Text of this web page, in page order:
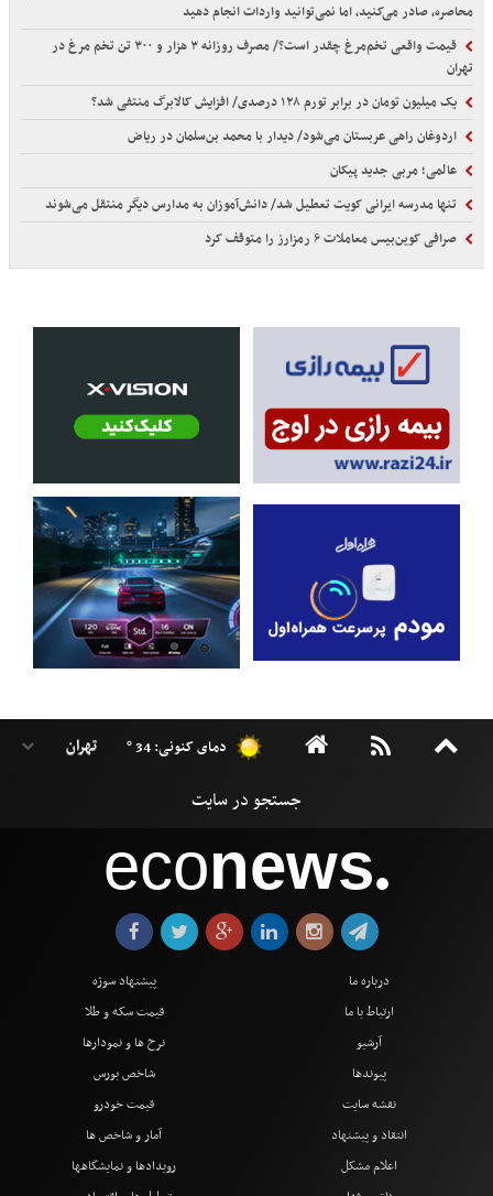
محاصره، صادر می‌کنید، اما نمی‌توانید واردات انجام دهید
قیمت واقعی تخم‌مرغ چقدر است؟/ مصرف روزانه ۳ هزار و ۳۰۰ تن تخم مرغ در
تهران
یک میلیون تومان در برابر تورم ۱۲۸ درصدی/ افزایش کالابرگ منتفی شد؟
اردوغان راهی عربستان می‌شود/ دیدار با محمد بن‌سلمان در ریاض
عالمی؛ مربی جدید پیکان
تنها مدرسه ایرانی کویت تعطیل شد/ دانش‌آموزان به مدارس دیگر منتقل می‌شوند
صرافی کوین‌بیس معاملات ۶ رمزارز را متوقف کرد
دمای کنونی: 34 °
econews●
درباره ما
ارتباط با ما
آرشیو
پیوندها
نقشه سایت
انتقاد و پیشنهاد
اعلام مشکل
پیشنهاد سوژه
قیمت سکه و طلا
نرخ ها و نمودارها
شاخص بورس
قیمت خودرو
آمار و شاخص ها
رویدادها و نمایشگاهها